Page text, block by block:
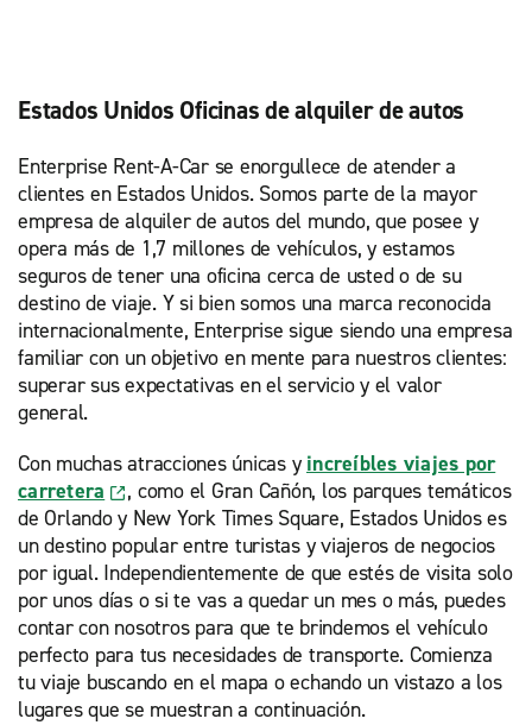
Estados Unidos Oficinas de alquiler de autos
Enterprise Rent-A-Car se enorgullece de atender a
clientes en Estados Unidos. Somos parte de la mayor
empresa de alquiler de autos del mundo, que posee y
opera más de 1,7 millones de vehículos, y estamos
seguros de tener una oficina cerca de usted o de su
destino de viaje. Y si bien somos una marca reconocida
internacionalmente, Enterprise sigue siendo una empresa
familiar con un objetivo en mente para nuestros clientes:
superar sus expectativas en el servicio y el valor
general.
Con muchas atracciones únicas y increíbles viajes por
carretera
, como el Gran Cañón, los parques temáticos
de Orlando y New York Times Square, Estados Unidos es
un destino popular entre turistas y viajeros de negocios
por igual. Independientemente de que estés de visita solo
por unos días o si te vas a quedar un mes o más, puedes
contar con nosotros para que te brindemos el vehículo
perfecto para tus necesidades de transporte. Comienza
tu viaje buscando en el mapa o echando un vistazo a los
lugares que se muestran a continuación.